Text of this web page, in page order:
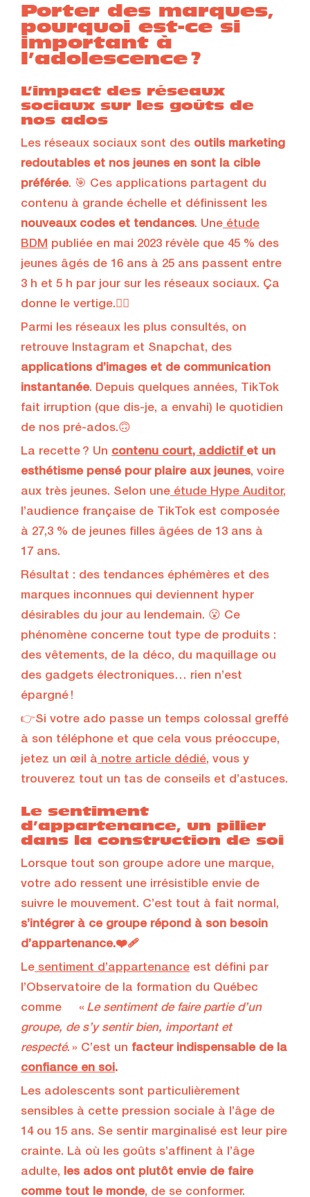
Porter des marques,
pourquoi est-ce si
important à
l’adolescence ?
L’impact des réseaux
sociaux sur les goûts de
nos ados
Les réseaux sociaux sont des outils marketing
redoutables et nos jeunes en sont la cible
préférée. 🎯 Ces applications partagent du
contenu à grande échelle et définissent les
nouveaux codes et tendances. Une étude
BDM publiée en mai 2023 révèle que 45 % des
jeunes âgés de 16 ans à 25 ans passent entre
3 h et 5 h par jour sur les réseaux sociaux. Ça
donne le vertige.😵‍💫
Parmi les réseaux les plus consultés, on
retrouve Instagram et Snapchat, des
applications d’images et de communication
instantanée. Depuis quelques années, TikTok
fait irruption (que dis-je, a envahi) le quotidien
de nos pré-ados.🙃
La recette ? Un contenu court, addictif et un
esthétisme pensé pour plaire aux jeunes, voire
aux très jeunes. Selon une étude Hype Auditor,
l’audience française de TikTok est composée
à 27,3 % de jeunes filles âgées de 13 ans à
17 ans.
Résultat : des tendances éphémères et des
marques inconnues qui deviennent hyper
désirables du jour au lendemain. 😮 Ce
phénomène concerne tout type de produits :
des vêtements, de la déco, du maquillage ou
des gadgets électroniques… rien n’est
épargné !
👉Si votre ado passe un temps colossal greffé
à son téléphone et que cela vous préoccupe,
jetez un œil à notre article dédié, vous y
trouverez tout un tas de conseils et d’astuces.
Le sentiment
d’appartenance, un pilier
dans la construction de soi
Lorsque tout son groupe adore une marque,
votre ado ressent une irrésistible envie de
suivre le mouvement. C’est tout à fait normal,
s’intégrer à ce groupe répond à son besoin
d’appartenance.❤️‍🩹
Le sentiment d’appartenance est défini par
l’Observatoire de la formation du Québec
comme « Le sentiment de faire partie d’un
groupe, de s’y sentir bien, important et
respecté. » C’est un facteur indispensable de la
confiance en soi.
Les adolescents sont particulièrement
sensibles à cette pression sociale à l’âge de
14 ou 15 ans. Se sentir marginalisé est leur pire
crainte. Là où les goûts s’affinent à l’âge
adulte, les ados ont plutôt envie de faire
comme tout le monde, de se conformer.